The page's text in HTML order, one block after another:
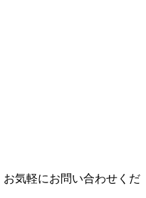
気軽にお問い合わせくだ